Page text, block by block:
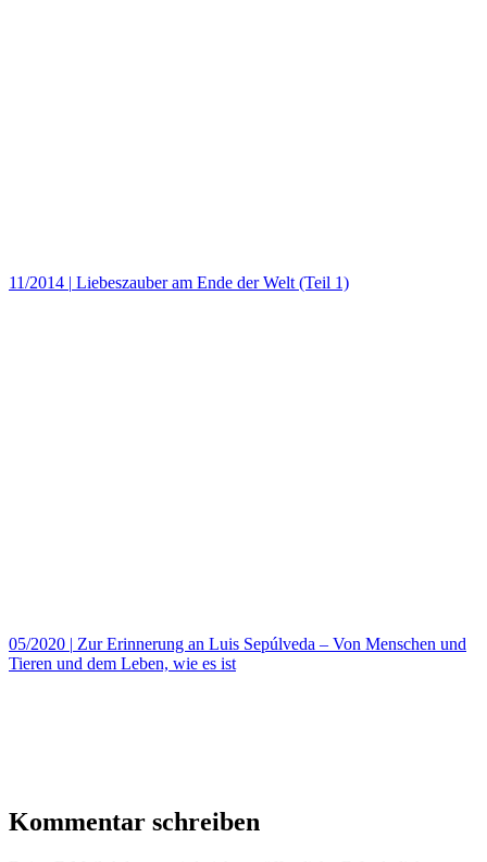
11/2014 | Liebeszauber am Ende der Welt (Teil 1)
05/2020 | Zur Erinnerung an Luis Sepúlveda – Von Menschen und
Tieren und dem Leben, wie es ist
Kommentar schreiben